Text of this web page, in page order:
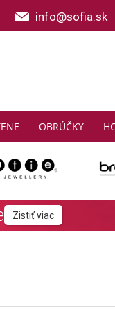
info@sofia.sk
OBRÚČKY